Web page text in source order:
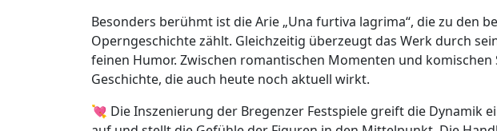
Besonders berühmt ist die Arie „Una furtiva lagrima“, die zu den
Operngeschichte zählt. Gleichzeitig überzeugt das Werk durch
feinen Humor. Zwischen romantischen Momenten und komischen
Geschichte, die auch heute noch aktuell wirkt.
💘 Die Inszenierung der Bregenzer Festspiele greift die Dynamik